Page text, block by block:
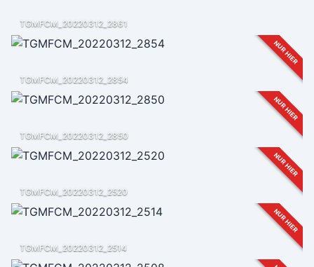
TGMFCM_20220312_2861
NUR HIER
TGMFCM_20220312_2854
NUR HIER
TGMFCM_20220312_2850
NUR HIER
TGMFCM_20220312_2520
NUR HIER
TGMFCM_20220312_2514